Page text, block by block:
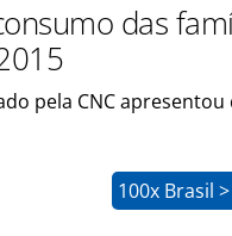
das
pela CNC
100x Brasil